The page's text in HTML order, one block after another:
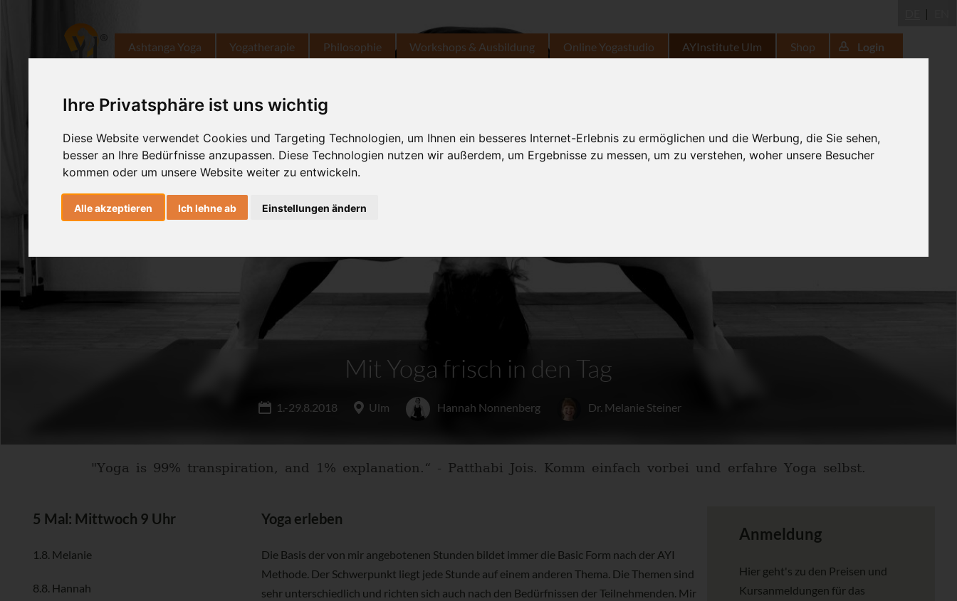
Ihre Privatsphäre ist uns wichtig
Diese Website verwendet Cookies und Targeting Technologien, um Ihnen ein besseres Internet-Erlebnis zu ermöglichen und die Werbung, die Sie sehen,
besser an Ihre Bedürfnisse anzupassen. Diese Technologien nutzen wir außerdem, um Ergebnisse zu messen, um zu verstehen, woher unsere Besucher
kommen oder um unsere Website weiter zu entwickeln.
Alle akzeptieren Ich lehne ab Einstellungen ändern
Ashtanga Yoga Yogatherapie Philosophie Workshops & Ausbildung Online Yogastudio AYInstitute Ulm Shop Login
Mit Yoga frisch in den Tag
1.-29.8.2018 Ulm Hannah Nonnenberg Dr. Melanie Steiner
"Yoga is 99% transpiration, and 1% explanation.“ - Patthabi Jois. Komm einfach vorbei und erfahre Yoga selbst.
5 Mal: Mittwoch 9 Uhr
1.8. Melanie
8.8. Hannah
Yoga erleben
Die Basis der von mir angebotenen Stunden bildet immer die Basic Form nach der AYI
Methode. Der Schwerpunkt liegt jede Stunde auf einem anderen Thema. Die Themen sind
sehr unterschiedlich und richten sich auch nach den Bedürfnissen der Teilnehmenden. Mir
Anmeldung
Hier geht's zu den Preisen und
Kursanmeldungen für das